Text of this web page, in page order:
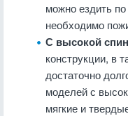
можно ездить
необходимо
С высокой
конструкции, в
достаточно
моделей с
мягкие и